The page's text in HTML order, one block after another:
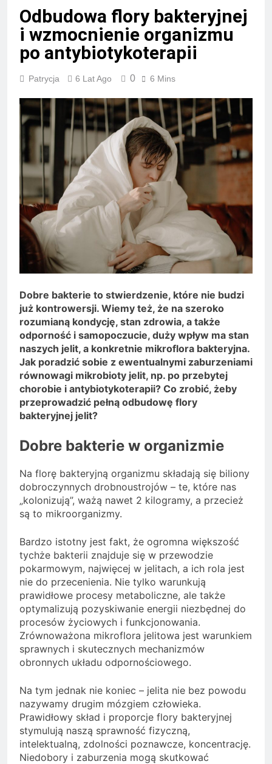
Odbudowa flory bakteryjnej
i wzmocnienie organizmu
po antybiotykoterapii
Patrycja 6 Lat Ago 0 6 Mins
Dobre bakterie to stwierdzenie, które nie budzi
już kontrowersji. Wiemy też, że na szeroko
rozumianą kondycję, stan zdrowia, a także
odporność i samopoczucie, duży wpływ ma stan
naszych jelit, a konkretnie mikroflora bakteryjna.
Jak poradzić sobie z ewentualnymi zaburzeniami
równowagi mikrobioty jelit, np. po przebytej
chorobie i antybiotykoterapii? Co zrobić, żeby
przeprowadzić pełną odbudowę flory
bakteryjnej jelit?
Dobre bakterie w organizmie
Na florę bakteryjną organizmu składają się biliony
dobroczynnych drobnoustrojów – te, które nas
„kolonizują”, ważą nawet 2 kilogramy, a przecież
są to mikroorganizmy.
Bardzo istotny jest fakt, że ogromna większość
tychże bakterii znajduje się w przewodzie
pokarmowym, najwięcej w jelitach, a ich rola jest
nie do przecenienia. Nie tylko warunkują
prawidłowe procesy metaboliczne, ale także
optymalizują pozyskiwanie energii niezbędnej do
procesów życiowych i funkcjonowania.
Zrównoważona mikroflora jelitowa jest warunkiem
sprawnych i skutecznych mechanizmów
obronnych układu odpornościowego.
Na tym jednak nie koniec – jelita nie bez powodu
nazywamy drugim mózgiem człowieka.
Prawidłowy skład i proporcje flory bakteryjnej
stymulują naszą sprawność fizyczną,
intelektualną, zdolności poznawcze, koncentrację.
Niedobory i zaburzenia mogą skutkować